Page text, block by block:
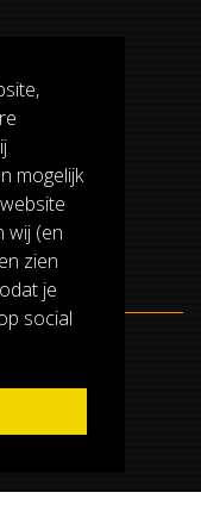
mogelijk
wij (en
zien
je
social